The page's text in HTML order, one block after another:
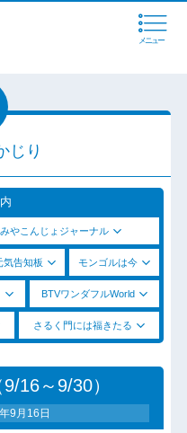
メニュー
じり
みやこんじょジャーナル
気告知板 モンゴルは今
BTVワンダフルWorld
さるく門には福きたる
16～9/30）
9月16日